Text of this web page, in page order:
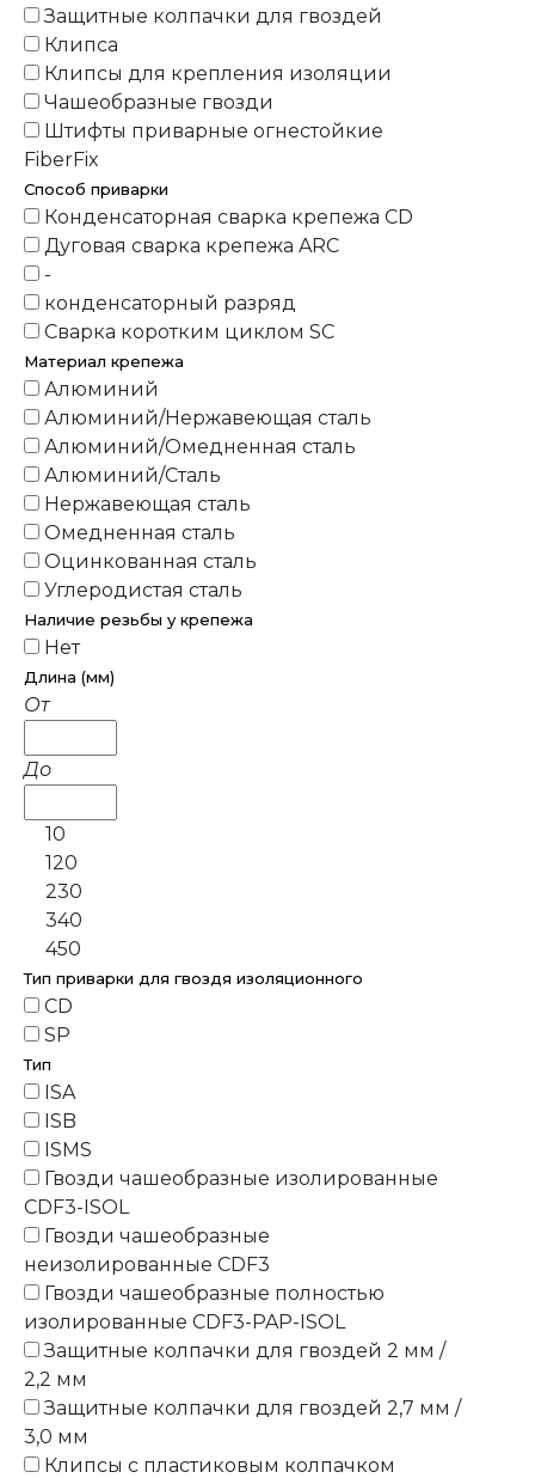
Защитные колпачки для гвоздей
Клипса
Клипсы для крепления изоляции
Чашеобразные гвозди
Штифты приварные огнестойкие
FiberFix
Способ приварки
Конденсаторная сварка крепежа CD
Дуговая сварка крепежа ARC
-
конденсаторный разряд
Сварка коротким циклом SC
Материал крепежа
Алюминий
Алюминий/Нержавеющая сталь
Алюминий/Омедненная сталь
Алюминий/Сталь
Нержавеющая сталь
Омедненная сталь
Оцинкованная сталь
Углеродистая сталь
Наличие резьбы у крепежа
Нет
Длина (мм)
От
До
10
120
230
340
450
Тип приварки для гвоздя изоляционного
CD
SP
Тип
ISA
ISB
ISMS
Гвозди чашеобразные изолированные
CDF3-ISOL
Гвозди чашеобразные
неизолированные CDF3
Гвозди чашеобразные полностью
изолированные CDF3-PAP-ISOL
Защитные колпачки для гвоздей 2 мм /
2,2 мм
Защитные колпачки для гвоздей 2,7 мм /
3,0 мм
Клипсы с пластиковым колпачком